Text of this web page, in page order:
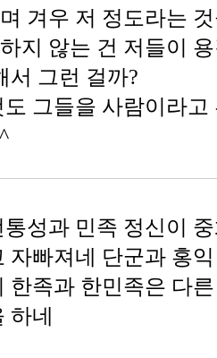
겨우 저 정도라는
지 않는 건 저들이
서 그런 걸까?
그들을 사람이라고
통성과 민족 정신이
자빠져네 단군과 홍
한족과 한민족은 다
하네